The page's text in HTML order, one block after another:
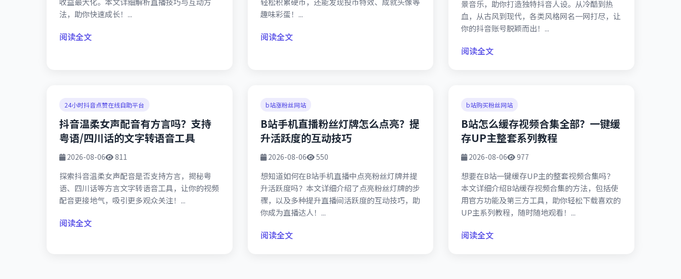
法，助你快速成长！...
阅读全文
趣味彩蛋！...
阅读全文
景音乐，助你打造独特抖音人设。从冷酷到热
血，从古风到现代，各类风格网名一网打尽，让
你的抖音账号脱颖而出！...
阅读全文
24小时抖音点赞在线自助平台
抖音温柔女声配音有方言吗？支持
粤语/四川话的文字转语音工具
2026-08-06 811
探索抖音温柔女声配音是否支持方言，揭秘粤
语、四川话等方言文字转语音工具，让你的视频
配音更接地气，吸引更多观众关注！...
阅读全文
b站涨粉丝网站
B站手机直播粉丝灯牌怎么点亮？提
升活跃度的互动技巧
2026-08-06 550
想知道如何在B站手机直播中点亮粉丝灯牌并提
升活跃度吗？本文详细介绍了点亮粉丝灯牌的步
骤，以及多种提升直播间活跃度的互动技巧，助
你成为直播达人！...
阅读全文
b站购买粉丝网站
B站怎么缓存视频合集全部？一键缓
存UP主整套系列教程
2026-08-06 977
想要在B站一键缓存UP主的整套视频合集吗？
本文详细介绍B站缓存视频合集的方法，包括使
用官方功能及第三方工具，助你轻松下载喜欢的
UP主系列教程，随时随地观看！...
阅读全文